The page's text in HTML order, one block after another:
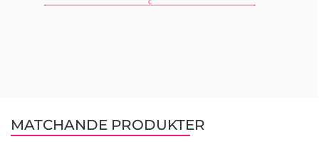
MATCHANDE PRODUKTER